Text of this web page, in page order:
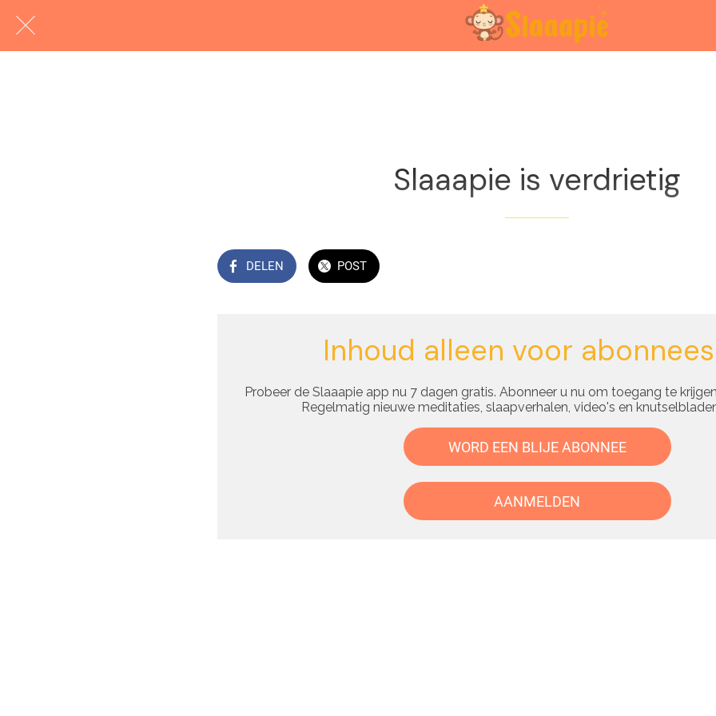
Slaaapie is verdrietig
DELEN POST
Inhoud alleen voor
Probeer de Slaaapie app nu 7 dagen gratis. Abonneer u nu om toegang te
Regelmatig nieuwe meditaties, slaapverhalen, video's en
WORD EEN BLIJE ABONNEE
AANMELDEN